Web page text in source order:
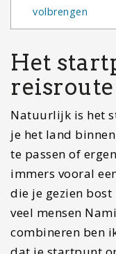
volbrengen
Het
reisroute
Natuurlijk is het
je het land
te passen of
immers vooral
die je gezien
veel mensen
combineren ben